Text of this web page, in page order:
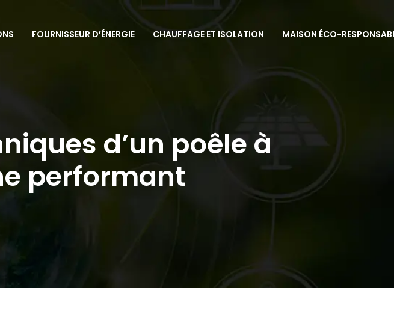
FOURNISSEUR D’ÉNERGIE CHAUFFAGE ET ISOLATION MAISON ÉCO-
d’un poêle à
performant